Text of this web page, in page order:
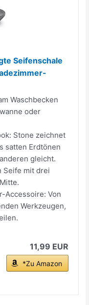
Seifenschale
Waschbecken
oder
Stone zeichnet
satten Erdtönen
gleicht.
Seife mit drei
Accessoire: Von
Werkzeugen,
11,99 EUR
*Zu Amazon